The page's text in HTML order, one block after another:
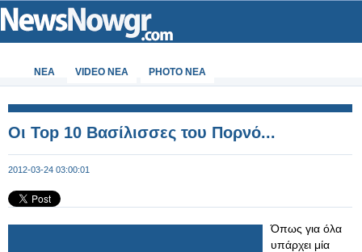
ΝΕΑ VIDEO NEA PHOTO NEA
Οι Top 10 Βασίλισσες του Πορνό...
2012-03-24 03:00:01
Όπως για όλα
υπάρχει μία